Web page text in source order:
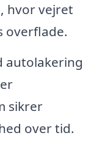
hvor vejret
overflade.
autolakering
sikrer
over tid.